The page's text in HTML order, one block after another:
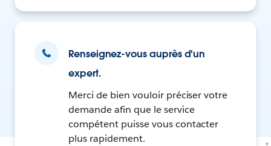
Renseignez-vous auprès d'un
expert.
Merci de bien vouloir préciser votre
demande afin que le service
compétent puisse vous contacter
plus rapidement.